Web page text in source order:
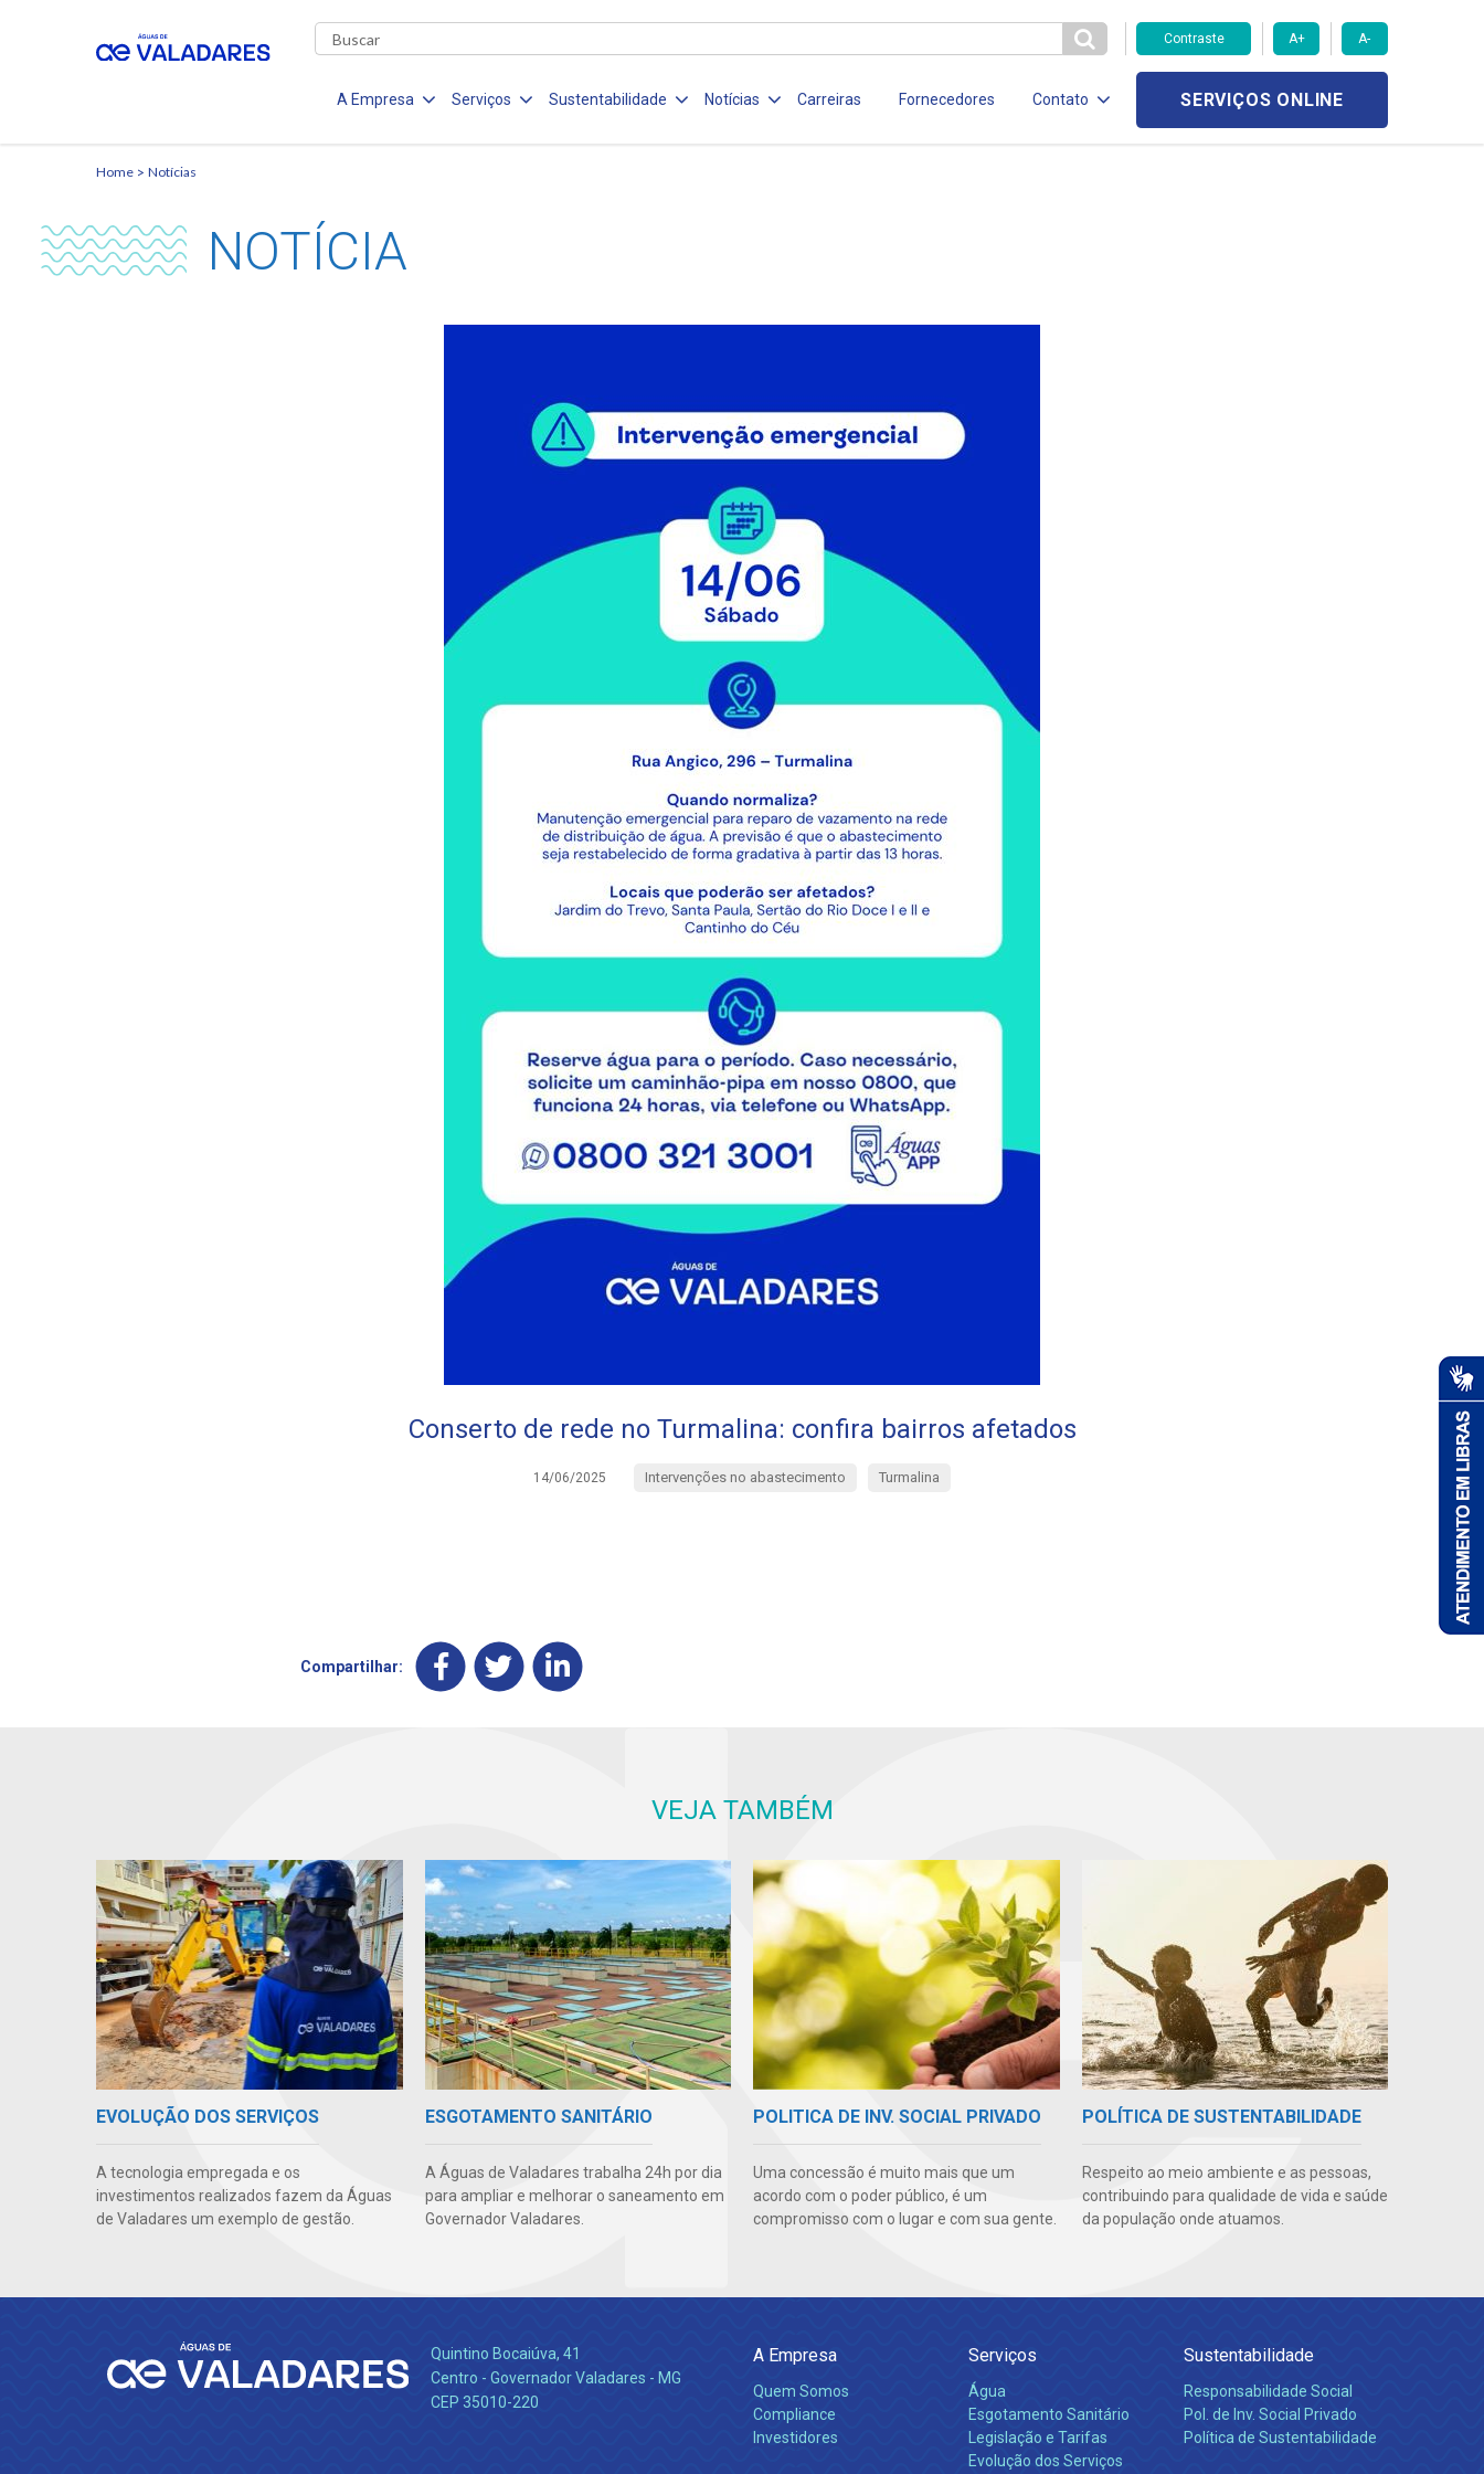
Contraste A+ A-
A Empresa Serviços Sustentabilidade Notícias Carreiras Fornecedores Contato SERVIÇOS ONLINE
Home Notícias
NOTÍCIA
Conserto de rede no Turmalina: confira bairros afetados
14/06/2025 Intervenções no abastecimento Turmalina
Compartilhar:
VEJA TAMBÉM
EVOLUÇÃO DOS SERVIÇOS
A tecnologia empregada e os
investimentos realizados fazem da Águas
de Valadares um exemplo de gestão.
ESGOTAMENTO SANITÁRIO
A Águas de Valadares trabalha 24h por dia
para ampliar e melhorar o saneamento em
Governador Valadares.
POLITICA DE INV. SOCIAL PRIVADO
Uma concessão é muito mais que um
acordo com o poder público, é um
compromisso com o lugar e com sua gente.
POLÍTICA DE SUSTENTABILIDADE
Respeito ao meio ambiente e as pessoas,
contribuindo para qualidade de vida e saúde
da população onde atuamos.
Quintino Bocaiúva, 41
Centro - Governador Valadares - MG
CEP 35010-220
A Empresa
Quem Somos
Compliance
Investidores
Serviços
Água
Esgotamento Sanitário
Legislação e Tarifas
Evolução dos Serviços
Sustentabilidade
Responsabilidade Social
Pol. de Inv. Social Privado
Política de Sustentabilidade